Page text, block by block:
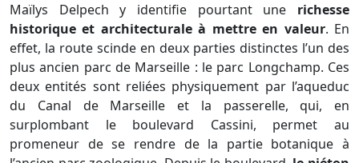
Maïlys Delpech y identifie pourtant une richesse
historique et architecturale à mettre en valeur. En
effet, la route scinde en deux parties distinctes l’un des
plus ancien parc de Marseille : le parc Longchamp. Ces
deux entités sont reliées physiquement par l’aqueduc
du Canal de Marseille et la passerelle, qui, en
surplombant le boulevard Cassini, permet au
promeneur de se rendre de la partie botanique à